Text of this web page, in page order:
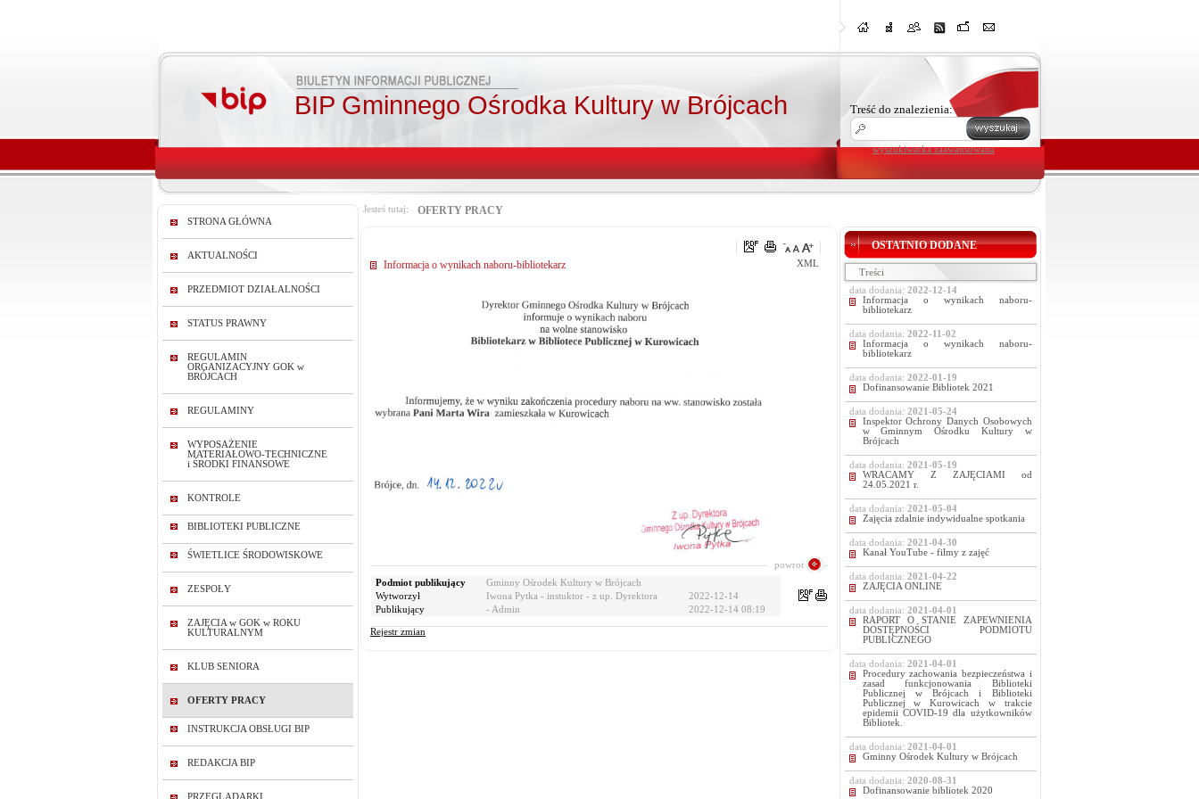
BIP Gminnego Ośrodka Kultury w Brójcach Treść do znalezienia:
wyszukiwarka zaawansowana
STRONA GŁÓWNA
AKTUALNOŚCI
PRZEDMIOT DZIAŁALNOŚCI
STATUS PRAWNY
REGULAMIN
ORGANIZACYJNY GOK w
BRÓJCACH
REGULAMINY
WYPOSAŻENIE
MATERIAŁOWO-TECHNICZNE
i ŚRODKI FINANSOWE
KONTROLE
BIBLIOTEKI PUBLICZNE
ŚWIETLICE ŚRODOWISKOWE
ZESPOŁY
ZAJĘCIA w GOK w ROKU
KULTURALNYM
KLUB SENIORA
OFERTY PRACY
INSTRUKCJA OBSŁUGI BIP
REDAKCJA BIP
PRZEGLĄDARKI
Jesteś tutaj: OFERTY PRACY
XML
Informacja o wynikach naboru-bibliotekarz
powrot
Podmiot publikujący
Gminny Ośrodek Kultury w Brójcach
Wytworzył
Iwona Pytka - instuktor - z up. Dyrektora
2022-12-14
Publikujący
- Admin 2022-12-14 08:19
Rejestr zmian
OSTATNIO DODANE
Treści
data dodania: 2022-12-14
Informacja o wynikach naboru-
bibliotekarz
data dodania: 2022-11-02
Informacja o wynikach naboru-
bibliotekarz
data dodania: 2022-01-19
Dofinansowanie Bibliotek 2021
data dodania: 2021-05-24
Inspektor Ochrony Danych Osobowych
w Gminnym Ośrodku Kultury w
Brójcach
data dodania: 2021-05-19
WRACAMY Z ZAJĘCIAMI od
24.05.2021 r.
data dodania: 2021-05-04
Zajęcia zdalnie indywidualne spotkania
data dodania: 2021-04-30
Kanał YouTube - filmy z zajęć
data dodania: 2021-04-22
ZAJĘCIA ONLINE
data dodania: 2021-04-01
RAPORT O STANIE ZAPEWNIENIA
DOSTĘPNOŚCI PODMIOTU
PUBLICZNEGO
data dodania: 2021-04-01
Procedury zachowania bezpieczeństwa i
zasad funkcjonowania Biblioteki
Publicznej w Brójcach i Biblioteki
Publicznej w Kurowicach w trakcie
epidemii COVID-19 dla użytkowników
Bibliotek.
data dodania: 2021-04-01
Gminny Ośrodek Kultury w Brójcach
data dodania: 2020-08-31
Dofinansowanie bibliotek 2020